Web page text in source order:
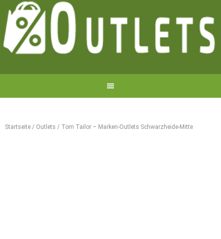
Startseite / Outlets / Tom Tailor – Marken-Outlets Schwarzheide-Mitte